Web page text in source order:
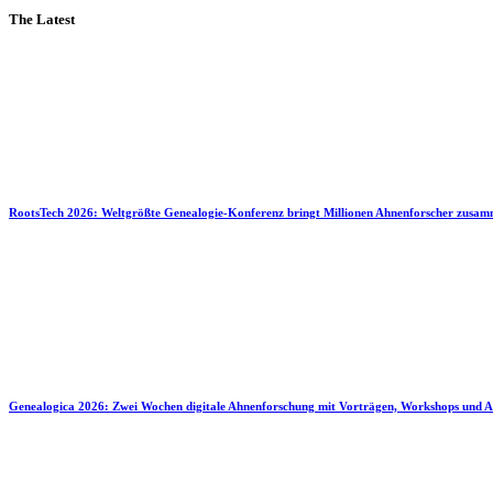
The Latest
RootsTech 2026: Weltgrößte Genealogie-Konferenz bringt Millionen Ahnenforscher
Genealogica 2026: Zwei Wochen digitale Ahnenforschung mit Vorträgen, Workshops und